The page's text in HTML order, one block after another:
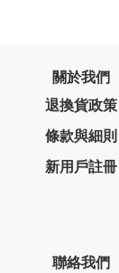
關於我們
退換貨政策
條款與細則
新用戶註冊
聯絡我們